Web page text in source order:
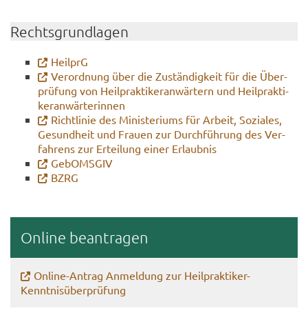
Rechts­grund­la­gen
Heil­prG
Ver­ord­nung über die Zu­stän­dig­keit für die Über­
prü­fung von Heil­prak­ti­ker­an­wär­tern und Heil­prak­ti­
ker­an­wär­te­rin­nen
Richt­li­nie des Mi­nis­te­ri­ums für Ar­beit, So­zia­les,
Ge­sund­heit und Frau­en zur Durch­füh­rung des Ver­
fah­rens zur Er­tei­lung einer Er­laub­nis
Ge­bOMS­GIV
BZRG
On­line be­an­tra­gen
Online-​Antrag An­mel­dung zur Heilpraktiker-​
Kenntnisüberprüfung